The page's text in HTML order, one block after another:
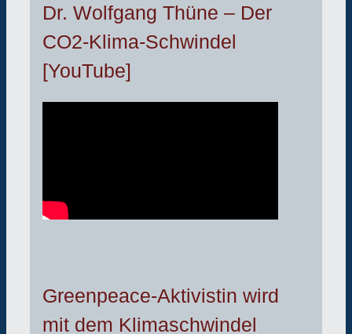
Dr. Wolfgang Thüne – Der
CO2-Klima-Schwindel
[YouTube]
Greenpeace-Aktivistin wird
mit dem Klimaschwindel